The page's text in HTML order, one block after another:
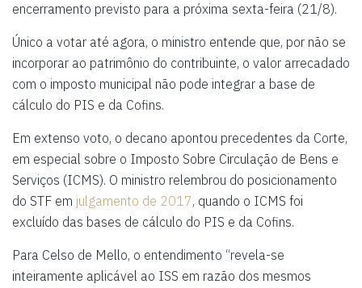
encerramento previsto para a próxima sexta-feira (21/8).
Único a votar até agora, o ministro entende que, por não se
incorporar ao patrimônio do contribuinte, o valor arrecadado
com o imposto municipal não pode integrar a base de
cálculo do PIS e da Cofins.
Em extenso voto, o decano apontou precedentes da Corte,
em especial sobre o Imposto Sobre Circulação de Bens e
Serviços (ICMS). O ministro relembrou do posicionamento
do STF em julgamento de 2017, quando o ICMS foi
excluído das bases de cálculo do PIS e da Cofins.
Para Celso de Mello, o entendimento “revela-se
inteiramente aplicável ao ISS em razão dos mesmos